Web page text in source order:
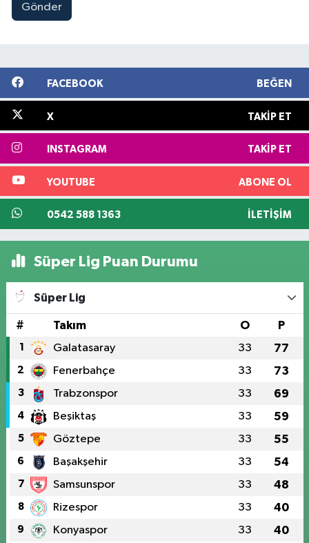
Gönder
FACEBOOK BEĞEN
X TAKIP ET
INSTAGRAM TAKIP ET
YOUTUBE ABONE OL
0542 588 1363 İLETIŞIM
Süper Lig Puan Durumu
Süper Lig
# Takım O P
1 Galatasaray 33 77
2 Fenerbahçe 33 73
3 Trabzonspor 33 69
4 Beşiktaş 33 59
5 Göztepe 33 55
6 Başakşehir 33 54
7 Samsunspor 33 48
8 Rizespor 33 40
9 Konyaspor 33 40